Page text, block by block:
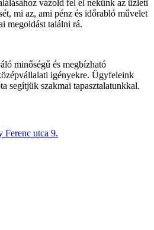
vázold fel el nekünk az üzleti
mi az, ami pénz és időrabló művelet
megoldást találni rá.
minőségű és megbízható
igényekre. Ügyfeleink
segítjük szakmai tapasztalatunkkal.
Ferenc utca 9.